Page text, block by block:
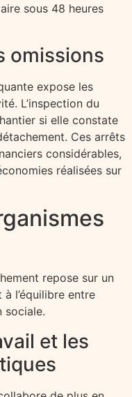
sous 48 heures
omissions
expose les
L’inspection du
si elle constate
Ces arrêts
considérables,
réalisées sur
repose sur un
l’équilibre entre
sociale.
et les